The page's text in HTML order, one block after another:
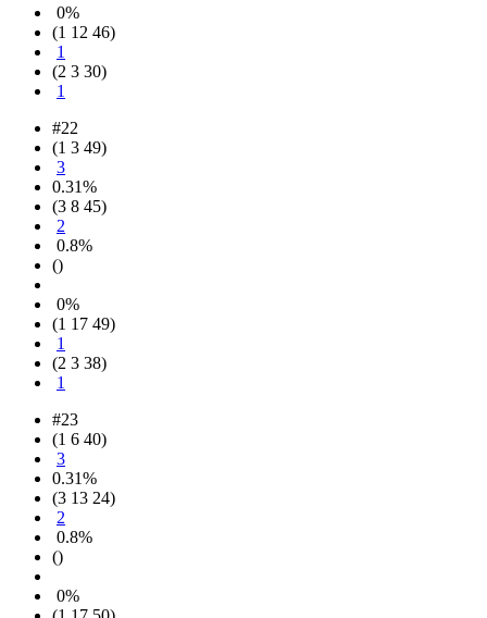
0%
(1 12 46)
1
(2 3 30)
1
#22
(1 3 49)
3
0.31%
(3 8 45)
2
0.8%
()
0%
(1 17 49)
1
(2 3 38)
1
#23
(1 6 40)
3
0.31%
(3 13 24)
2
0.8%
()
0%